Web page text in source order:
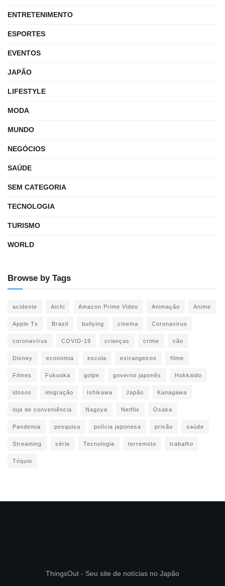
ENTRETENIMENTO
ESPORTES
EVENTOS
JAPÃO
LIFESTYLE
MODA
MUNDO
NEGÓCIOS
SAÚDE
SEM CATEGORIA
TECNOLOGIA
TURISMO
WORLD
Browse by Tags
acidente Aichi Amazon Prime Video Animação Anime
Apple Tv Brasil bullying cinema Coronavirus
coronavírus COVID-19 crianças crime cão
Disney economia escola estrangeiros filme
Filmes Fukuoka golpe governo japonês Hokkaido
idosos imigração Ishikawa Japão Kanagawa
loja de conveniência Nagoya Netflix Osaka
Pandemia pesquisa polícia japonesa prisão saúde
Streaming série Tecnologia terremoto trabalho
Tóquio
ThingsOut - Seu site de notícias no Japão